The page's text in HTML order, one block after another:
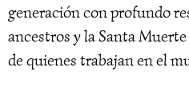
generación con profundo
ancestros y la Santa
de quienes trabajan en el